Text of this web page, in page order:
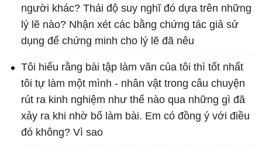
người khác? Thái độ suy nghĩ đó dựa trên những
lý lẽ nào? Nhận xét các bằng chứng tác giả sử
dụng để chứng minh cho lý lẽ đã nêu
Tôi hiểu rằng bài tập làm văn của tôi thì tốt nhất
tôi tự làm một mình - nhân vật trong câu chuyện
rút ra kinh nghiệm như thế nào qua những gì đã
xảy ra khi nhờ bố làm bài. Em có đồng ý với điều
đó không? Vì sao